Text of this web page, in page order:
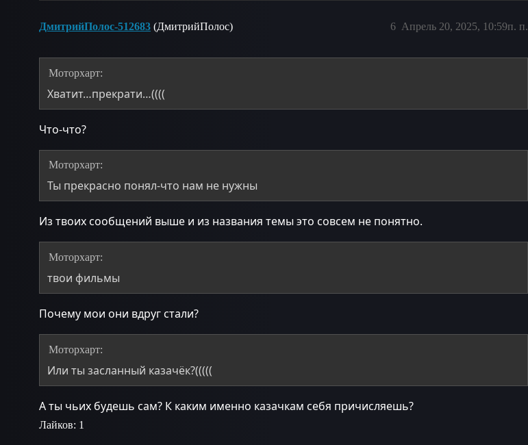
ДмитрийПолос-512683 (ДмитрийПолос) Апрель 20, 2025, 10:59п. п.
6
Моторхарт:
Хватит…прекрати…((((
Что-что?
Моторхарт:
Ты прекрасно понял-что нам не нужны
Из твоих сообщений выше и из названия темы это совсем не понятно.
Моторхарт:
твои фильмы
Почему мои они вдруг стали?
Моторхарт:
Или ты засланный казачёк?(((((
А ты чьих будешь сам? К каким именно казачкам себя причисляешь?
Лайков: 1